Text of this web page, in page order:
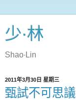
少‧林
Shao‧Lin
2011年3月30日 星期三
甄試不可思議